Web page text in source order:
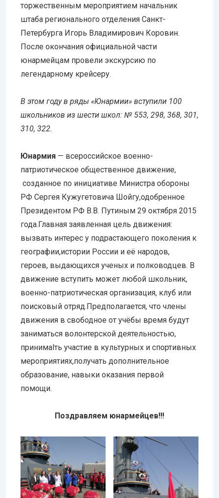
торжественным мероприятием начальник
штаба регионального отделения Санкт-
Петербурга Игорь Владимирович Коровин.
После окончания официальной части
юнармейцам провели экскурсию по
легендарному крейсеру.
В этом году в ряды «Юнармии» вступили 100
школьников из шести школ: № 553, 298, 368, 301,
310, 322.
Юнармия — всероссийское военно-
патриотическое общественное движение,
созданное по инициативе Министра обороны
РФ Сергея Кужугетовича Шойгу,одобренное
Президентом РФ В.В. Путиным 29 октября 2015
года.Главная заявленная цель движения:
вызвать интерес у подрастающего поколения к
географии,истории России и её народов,
героев, выдающихся ученых и полководцев. В
движение вступить может любой школьник,
военно-патриотическая организация, клуб или
поисковый отряд.Предполагается, что члены
движения в свободное от учёбы время будут
заниматься волонтерской деятельностью,
принимаlть участие в культурных и спортивных
мероприятиях,получать дополнительное
образование, навыки оказания первой
помощи.
Поздравляем юнармейцев!!!